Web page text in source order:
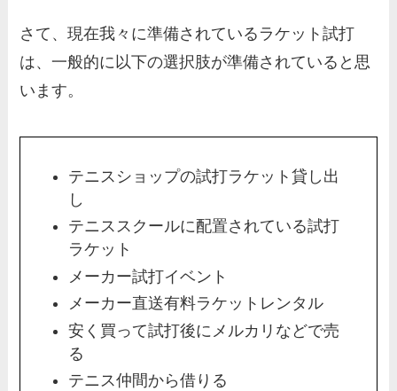
さて、現在我々に準備されているラケット試打
は、一般的に以下の選択肢が準備されていると思
います。
テニスショップの試打ラケット貸し出
し
テニススクールに配置されている試打
ラケット
メーカー試打イベント
メーカー直送有料ラケットレンタル
安く買って試打後にメルカリなどで売
る
テニス仲間から借りる